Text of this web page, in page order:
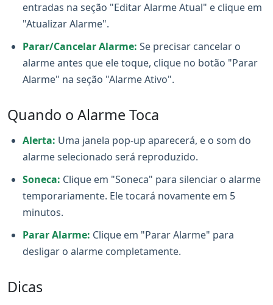
entradas na seção "Editar Alarme Atual" e clique em
"Atualizar Alarme".
Parar/Cancelar Alarme: Se precisar cancelar o
alarme antes que ele toque, clique no botão "Parar
Alarme" na seção "Alarme Ativo".
Quando o Alarme Toca
Alerta: Uma janela pop-up aparecerá, e o som do
alarme selecionado será reproduzido.
Soneca: Clique em "Soneca" para silenciar o alarme
temporariamente. Ele tocará novamente em 5
minutos.
Parar Alarme: Clique em "Parar Alarme" para
desligar o alarme completamente.
Dicas